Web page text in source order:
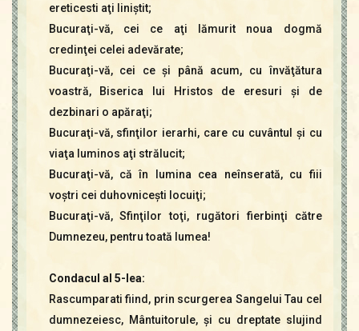
ereticesti aţi liniştit;
Bucuraţi-vă, cei ce aţi lămurit noua dogmă
credinţei celei adevărate;
Bucuraţi-vă, cei ce şi până acum, cu învăţătura
voastră, Biserica lui Hristos de eresuri şi de
dezbinari o apăraţi;
Bucuraţi-vă, sfinţilor ierarhi, care cu cuvântul şi cu
viaţa luminos aţi strălucit;
Bucuraţi-vă, că în lumina cea neînserată, cu fiii
voştri cei duhovniceşti locuiţi;
Bucuraţi-vă, Sfinţilor toţi, rugători fierbinţi către
Dumnezeu, pentru toată lumea!
Condacul al 5-lea:
Rascumparati fiind, prin scurgerea Sangelui Tau cel
dumnezeiesc, Mântuitorule, şi cu dreptate slujind